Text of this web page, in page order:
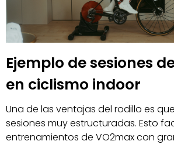
Ejemplo de sesiones
en ciclismo indoor
Una de las ventajas del rodillo es
sesiones muy estructuradas. Esto
entrenamientos de VO2max con